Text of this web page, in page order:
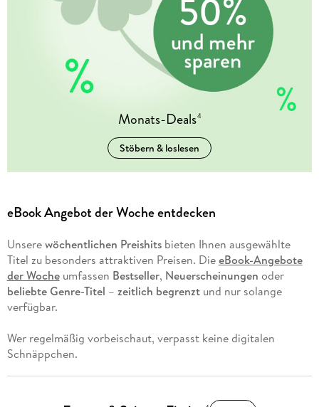
Monats-Deals4
Stöbern & loslesen
eBook Angebot der Woche entdecken
Unserewöchentlichen Preishitsbieten Ihnen ausgewählte
Titel zu besonders attraktiven Preisen. DieeBook-Angebote
der Wocheumfassen Bestseller, Neuerscheinungen oder
beliebte Genre-Titel – zeitlich begrenztund nur solange
verfügbar.
Wer regelmäßig vorbeischaut, verpasst keine digitalen
Schnäppchen.